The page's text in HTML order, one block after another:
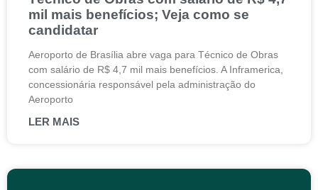
mil mais benefícios; Veja como se
candidatar
Aeroporto de Brasília abre vaga para Técnico de Obras
com salário de R$ 4,7 mil mais benefícios. A Inframerica,
concessionária responsável pela administração do
Aeroporto
LER MAIS